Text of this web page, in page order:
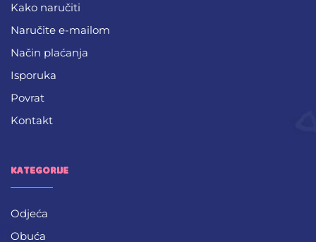
Kako naručiti
Naručite e-mailom
Način plaćanja
Isporuka
Povrat
Kontakt
KATEGORIJE
Odjeća
Obuća